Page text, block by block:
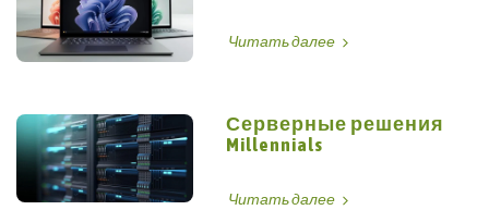
Читать далее
Серверные решения
Millennials
Читать далее